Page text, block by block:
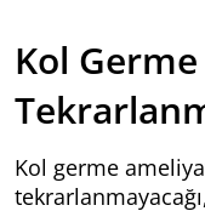
Kol
Kol germe